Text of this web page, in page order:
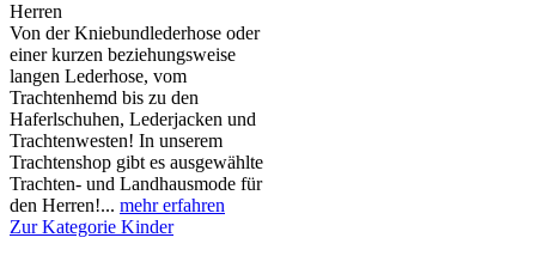
Herren
Von der Kniebundlederhose oder
einer kurzen beziehungsweise
langen Lederhose, vom
Trachtenhemd bis zu den
Haferlschuhen, Lederjacken und
Trachtenwesten! In unserem
Trachtenshop gibt es ausgewählte
Trachten- und Landhausmode für
den Herren!... mehr erfahren
Zur Kategorie Kinder